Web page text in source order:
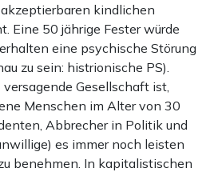
kindlichen
Eine 50 jährige Fester würde
eine psychische Störung
zu sein: histrionische PS).
Gesellschaft ist,
Menschen im Alter von 30
Abbrecher in Politik und
es immer noch leisten
benehmen. In kapitalistischen